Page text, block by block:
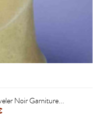
Noir Garniture...